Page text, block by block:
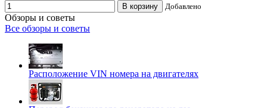
В корзину Добавлено
Обзоры и советы
Все обзоры и советы
Расположение VIN номера на двигателях